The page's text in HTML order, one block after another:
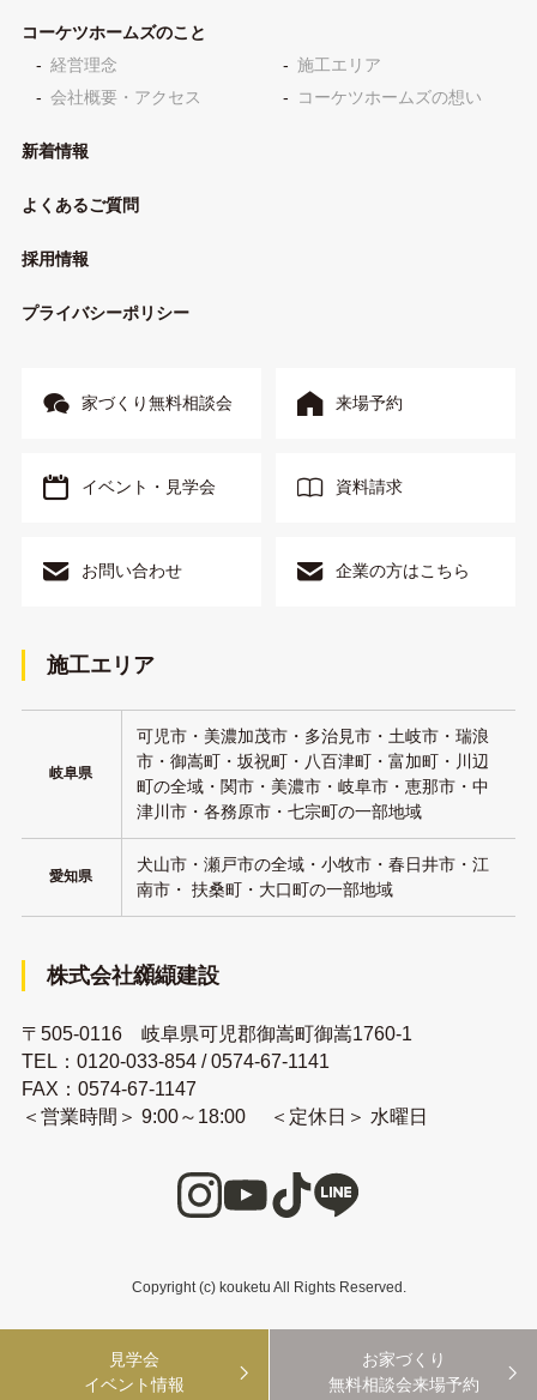
コーケツホームズのこと
経営理念
施工エリア
会社概要・アクセス
コーケツホームズの想い
新着情報
よくあるご質問
採用情報
プライバシーポリシー
家づくり無料相談会 来場予約
イベント・見学会 資料請求
お問い合わせ 企業の方はこちら
施工エリア
岐阜県
可児市・美濃加茂市・多治見市・土岐市・瑞浪
市・御嵩町・坂祝町・八百津町・富加町・川辺
町の全域・関市・美濃市・岐阜市・恵那市・中
津川市・各務原市・七宗町の一部地域
愛知県
犬山市・瀬戸市の全域・小牧市・春日井市・江
南市・ 扶桑町・大口町の一部地域
株式会社纐纈建設
〒505-0116 岐阜県可児郡御嵩町御嵩1760-1
TEL： 0120-033-854/0574-67-1141
FAX：0574-67-1147
＜営業時間＞ 9:00～18:00 ＜定休日＞ 水曜日
Copyright (c) kouketu All Rights Reserved.
見学会
イベント情報
お家づくり
無料相談会来場予約